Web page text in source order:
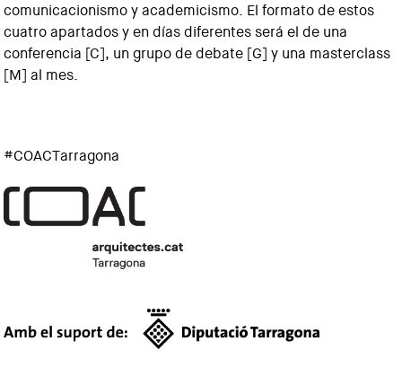
comunicacionismo y academicismo. El formato de estos
cuatro apartados y en días diferentes será el de una
conferencia [C], un grupo de debate [G] y una masterclass
[M] al mes.
#COACTarragona